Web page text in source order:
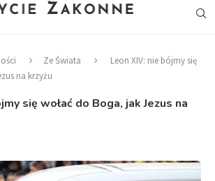
Ze Świata
Leon XIV: nie bójmy się
na krzyżu
się wołać do Boga, jak Jezus na